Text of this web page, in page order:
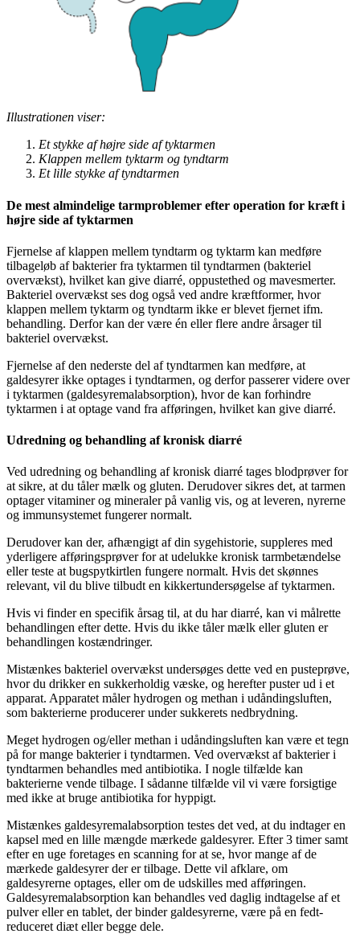
Illustrationen viser:
Et stykke af højre side af tyktarmen
Klappen mellem tyktarm og tyndtarm
Et lille stykke af tyndtarmen
De mest almindelige tarmproblemer efter operation for kræft i
højre side af tyktarmen
Fjernelse af klappen mellem tyndtarm og tyktarm kan medføre
tilbageløb af bakterier fra tyktarmen til tyndtarmen (bakteriel
overvækst), hvilket kan give diarré, oppustethed og mavesmerter.
Bakteriel overvækst ses dog også ved andre kræftformer, hvor
klappen mellem tyktarm og tyndtarm ikke er blevet fjernet ifm.
behandling. Derfor kan der være én eller flere andre årsager til
bakteriel overvækst.
Fjernelse af den nederste del af tyndtarmen kan medføre, at
galdesyrer ikke optages i tyndtarmen, og derfor passerer videre over
i tyktarmen (galdesyremalabsorption), hvor de kan forhindre
tyktarmen i at optage vand fra afføringen, hvilket kan give diarré.
Udredning og behandling af kronisk diarré
Ved udredning og behandling af kronisk diarré tages blodprøver for
at sikre, at du tåler mælk og gluten. Derudover sikres det, at tarmen
optager vitaminer og mineraler på vanlig vis, og at leveren, nyrerne
og immunsystemet fungerer normalt.
Derudover kan der, afhængigt af din sygehistorie, suppleres med
yderligere afføringsprøver for at udelukke kronisk tarmbetændelse
eller teste at bugspytkirtlen fungere normalt. Hvis det skønnes
relevant, vil du blive tilbudt en kikkertundersøgelse af tyktarmen.
Hvis vi finder en specifik årsag til, at du har diarré, kan vi målrette
behandlingen efter dette. Hvis du ikke tåler mælk eller gluten er
behandlingen kostændringer.
Mistænkes bakteriel overvækst undersøges dette ved en pusteprøve,
hvor du drikker en sukkerholdig væske, og herefter puster ud i et
apparat. Apparatet måler hydrogen og methan i udåndingsluften,
som bakterierne producerer under sukkerets nedbrydning.
Meget hydrogen og/eller methan i udåndingsluften kan være et tegn
på for mange bakterier i tyndtarmen. Ved overvækst af bakterier i
tyndtarmen behandles med antibiotika. I nogle tilfælde kan
bakterierne vende tilbage. I sådanne tilfælde vil vi være forsigtige
med ikke at bruge antibiotika for hyppigt.
Mistænkes galdesyremalabsorption testes det ved, at du indtager en
kapsel med en lille mængde mærkede galdesyrer. Efter 3 timer samt
efter en uge foretages en scanning for at se, hvor mange af de
mærkede galdesyrer der er tilbage. Dette vil afklare, om
galdesyrerne optages, eller om de udskilles med afføringen.
Galdesyremalabsorption kan behandles ved daglig indtagelse af et
pulver eller en tablet, der binder galdesyrerne, være på en fedt-
reduceret diæt eller begge dele.